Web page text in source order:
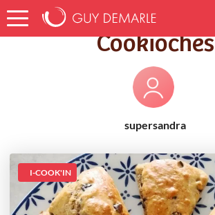
Accueil Recettes Cookioches
Cookioches
supersandra
I-COOK'IN